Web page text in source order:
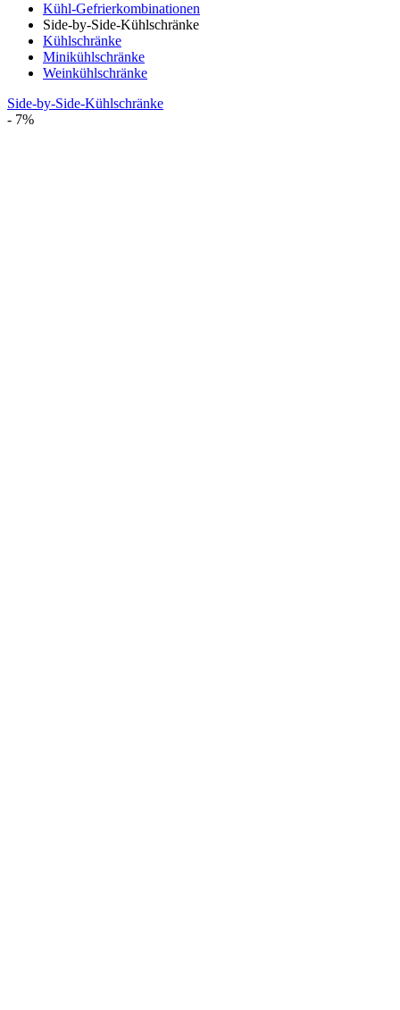
Kühl-Gefrierkombinationen
Side-by-Side-Kühlschränke
Kühlschränke
Minikühlschränke
Weinkühlschränke
Side-by-Side-Kühlschränke
- 7%